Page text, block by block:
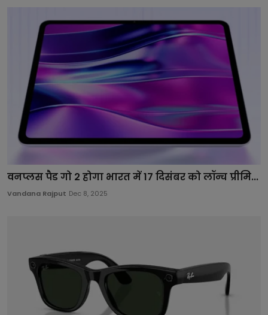
वनप्लस पैड गो 2 होगा भारत में 17 दिसंबर को लॉन्च प्रीमि...
Vandana Rajput Dec 8, 2025